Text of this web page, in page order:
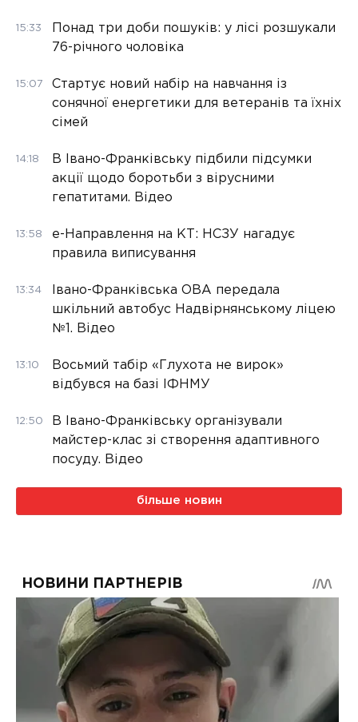
15:33
Понад три доби пошуків: у лісі розшукали
76-річного чоловіка
15:07
Стартує новий набір на навчання із
сонячної енергетики для ветеранів та їхніх
сімей
14:18
В Івано-Франківську підбили підсумки
акції щодо боротьби з вірусними
гепатитами. Відео
13:58
е-Направлення на КТ: НСЗУ нагадує
правила виписування
13:34
Івано-Франківська ОВА передала
шкільний автобус Надвірнянському ліцею
№1. Відео
13:10
Восьмий табір «Глухота не вирок»
відбувся на базі ІФНМУ
12:50
В Івано-Франківську організували
майстер-клас зі створення адаптивного
посуду. Відео
більше новин